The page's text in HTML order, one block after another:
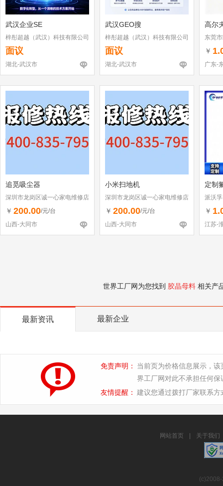
武汉企业SE
梓彤超越（武汉）科技有限公司
面议
湖北-武汉市
武汉GEO搜
梓彤超越（武汉）科技有限公司
面议
湖北-武汉市
高尔
东莞
￥
广东-
追觅吸尘器
深圳市龙岗区诚一心家电维修店
（个体工商户）
￥ 200.00/元/台
山西-大同市
小米扫地机
深圳市龙岗区诚一心家电维修店
（个体工商户）
￥ 200.00/元/台
山西-大同市
定制
派沃
￥
江苏-
世界工厂网为您找到 胶晶母料 相关产
最新资讯 最新企业
免责声明：
当前页为价格信息展示，
界工厂网对此不承担任何保
友情提醒： 建议您通过拨打厂家联系
网站首页 关于我们